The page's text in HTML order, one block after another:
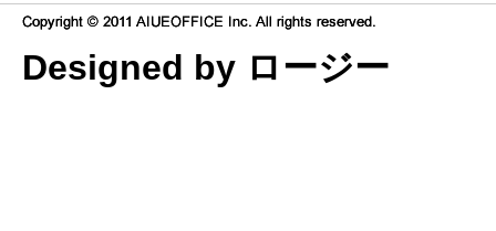
Designed by ロージー